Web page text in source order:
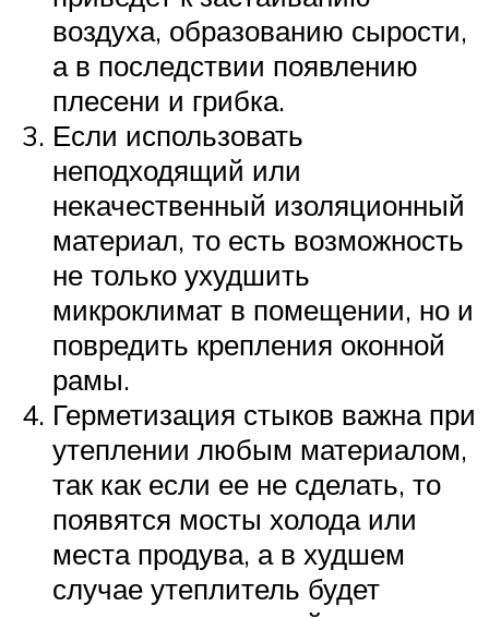
воздуха, образованию сырости,
а в последствии появлению
плесени и грибка.
Если использовать
неподходящий или
некачественный изоляционный
материал, то есть возможность
не только ухудшить
микроклимат в помещении, но и
повредить крепления оконной
рамы.
Герметизация стыков важна при
утеплении любым материалом,
так как если ее не сделать, то
появятся мосты холода или
места продува, а в худшем
случае утеплитель будет